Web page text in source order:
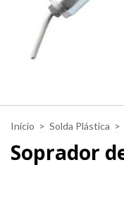
Início > Solda Plástica >
Soprador